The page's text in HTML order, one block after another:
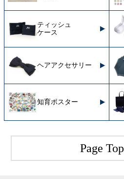
ティッシュ
ケース
ヘアアクセサリー
知育ポスター
Page Top